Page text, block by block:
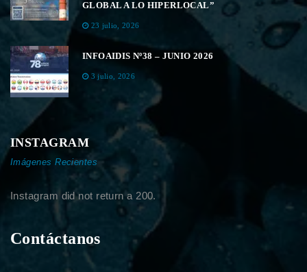
GLOBAL A LO HIPERLOCAL”
23 julio, 2026
INFOAIDIS Nº38 – JUNIO 2026
3 julio, 2026
INSTAGRAM
Imágenes Recientes
Instagram did not return a 200.
Contáctanos